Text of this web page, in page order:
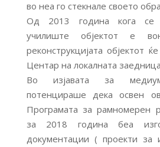
во неа го стекнале своето
Од 2013 година кога се
училиште објектот е
реконструкцијата објектот
Центар на локалната
Во изјавата за
потенцираше дека освен
Програмата за рамномерен
за 2018 година беа
документации ( проекти за